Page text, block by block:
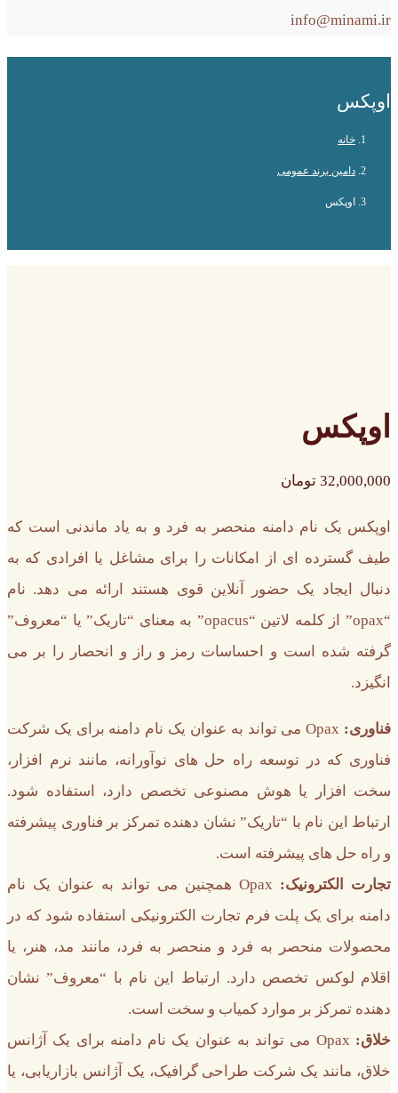
info@minami.ir
اوپکس
خانه
دامین برند عمومی
اوپکس
اوپکس
32,000,000 تومان
اوپکس یک نام دامنه منحصر به فرد و به یاد ماندنی است که
طیف گسترده ای از امکانات را برای مشاغل یا افرادی که به
دنبال ایجاد یک حضور آنلاین قوی هستند ارائه می دهد. نام
“opax” از کلمه لاتین “opacus” به معنای “تاریک” یا “معروف”
گرفته شده است و احساسات رمز و راز و انحصار را بر می
انگیزد.
فناوری:
Opax می تواند به عنوان یک نام دامنه برای یک شرکت
فناوری که در توسعه راه حل های نوآورانه، مانند نرم افزار،
سخت افزار یا هوش مصنوعی تخصص دارد، استفاده شود.
ارتباط این نام با “تاریک” نشان دهنده تمرکز بر فناوری پیشرفته
و راه حل های پیشرفته است.
تجارت الکترونیک:
Opax همچنین می تواند به عنوان یک نام
دامنه برای یک پلت فرم تجارت الکترونیکی استفاده شود که در
محصولات منحصر به فرد و منحصر به فرد، مانند مد، هنر، یا
اقلام لوکس تخصص دارد. ارتباط این نام با “معروف” نشان
دهنده تمرکز بر موارد کمیاب و سخت است.
خلاق:
Opax می تواند به عنوان یک نام دامنه برای یک آژانس
خلاق، مانند یک شرکت طراحی گرافیک، یک آژانس بازاریابی، یا